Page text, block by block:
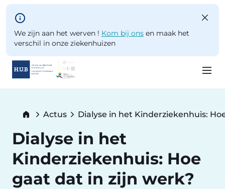
Skip to main content
We zijn aan het werven ! Kom bij ons en maak het
verschil in onze ziekenhuizen
content
Breadcrumb
Actus
Current:
Dialyse in het Kinderziekenhuis:
Dialyse in het
Kinderziekenhuis: Hoe
gaat dat in zijn werk?